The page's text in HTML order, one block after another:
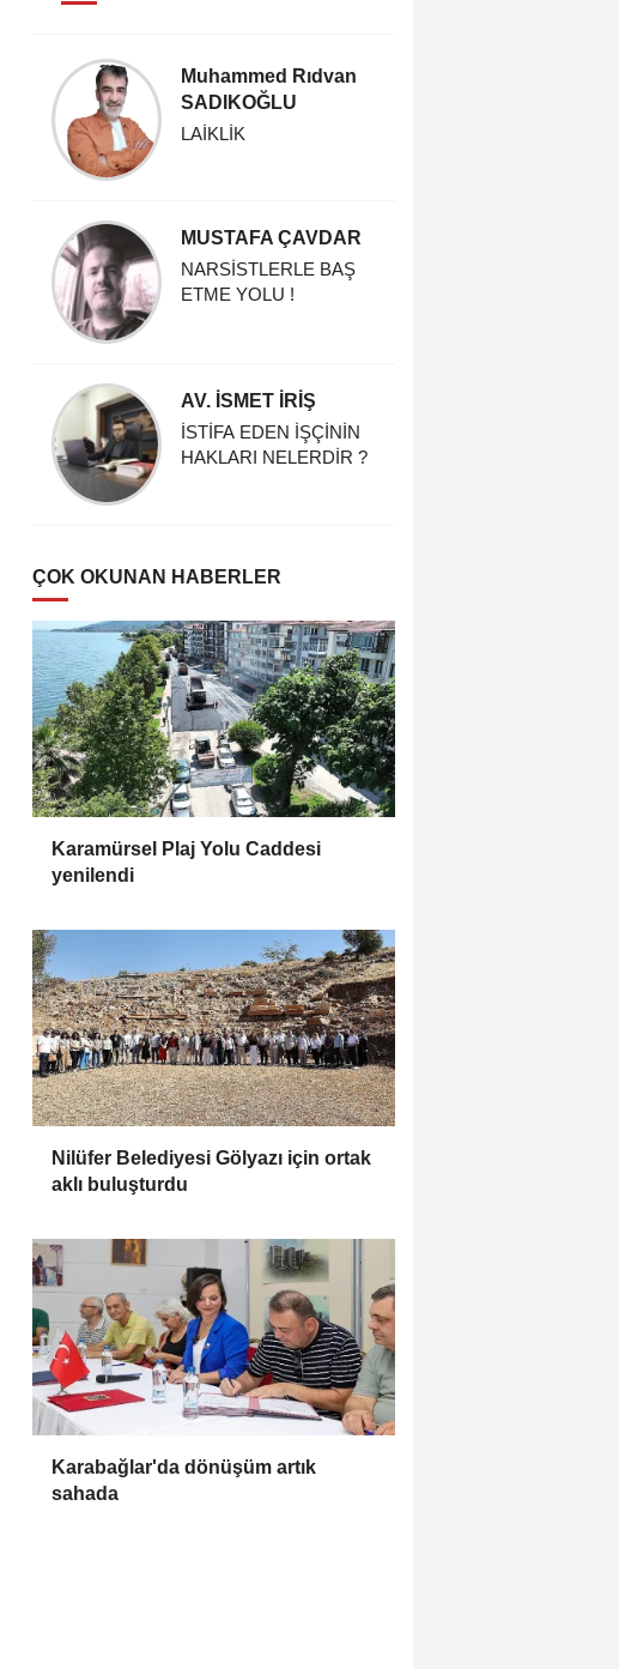
Muhammed Rıdvan
SADIKOĞLU
LAİKLİK
MUSTAFA ÇAVDAR
NARSİSTLERLE BAŞ
ETME YOLU !
AV. İSMET İRİŞ
İSTİFA EDEN İŞÇİNİN
HAKLARI NELERDİR ?
ÇOK OKUNAN HABERLER
Karamürsel Plaj Yolu Caddesi
yenilendi
Nilüfer Belediyesi Gölyazı için ortak
aklı buluşturdu
Karabağlar'da dönüşüm artık
sahada